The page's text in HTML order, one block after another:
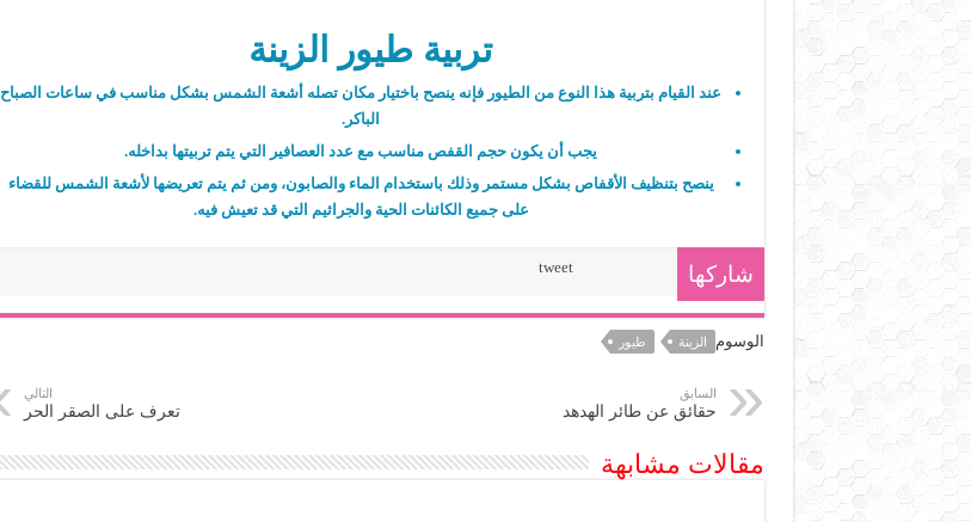
تربية طيور الزينة
عند القيام بتربية هذا النوع من الطيور فإنه ينصح باختيار مكان تصله أشعة الشمس بشكل مناسب في ساعات الصباح
الباكر.
يجب أن يكون حجم القفص مناسب مع عدد العصافير التي يتم تربيتها بداخله.
ينصح بتنظيف الأقفاص بشكل مستمر وذلك باستخدام الماء والصابون، ومن ثم يتم تعريضها لأشعة الشمس للقضاء
على جميع الكائنات الحية والجراثيم التي قد تعيش فيه.
شاركها tweet
الوسوم الزينة طيور
السابق
حقائق عن طائر الهدهد
التالي
تعرف على الصقر الحر
مقالات مشابهة